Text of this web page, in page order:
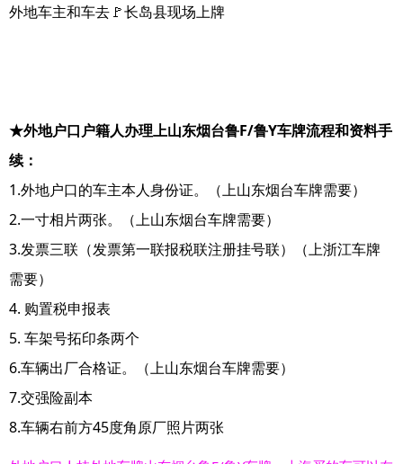
外地车主和车去🚩长岛县现场上牌
★外地户口户籍人办理上山东烟台鲁F/鲁Y车牌流程和资料手
续：
1.外地户口的车主本人身份证。（上山东烟台车牌需要）
2.一寸相片两张。（上山东烟台车牌需要）
3.发票三联（发票第一联报税联注册挂号联）（上浙江车牌
需要）
4. 购置税申报表
5. 车架号拓印条两个
6.车辆出厂合格证。（上山东烟台车牌需要）
7.交强险副本
8.车辆右前方45度角原厂照片两张